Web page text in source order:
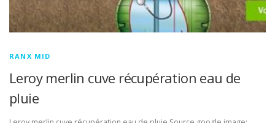
RANX MID
Leroy merlin cuve récupération eau de
pluie